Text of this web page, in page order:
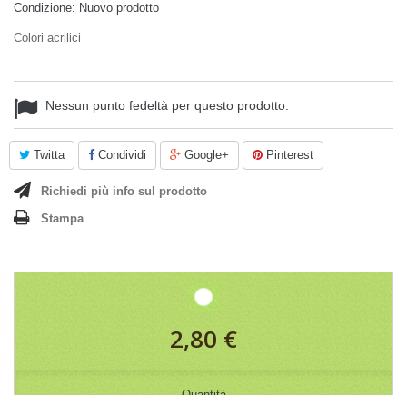
Condizione: Nuovo prodotto
Colori acrilici
Nessun punto fedeltà per questo prodotto.
Twitta Condividi Google+ Pinterest
Richiedi più info sul prodotto
Stampa
2,80 €